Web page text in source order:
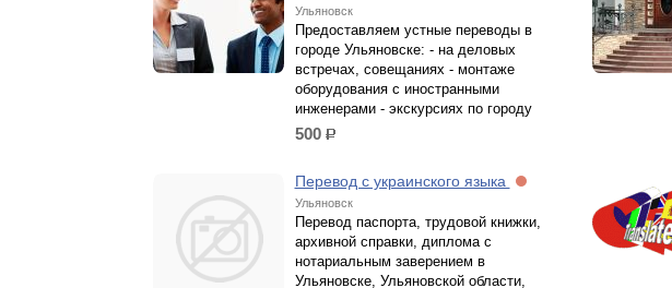
Ульяновск
Предоставляем устные переводы в
городе Ульяновске: - на деловых
встречах, совещаниях - монтаже
оборудования с иностранными
инженерами - экскурсиях по городу
500 р.
Перевод с украинского языка
Ульяновск
Перевод паспорта, трудовой книжки,
архивной справки, диплома с
нотариальным заверением в
Ульяновске, Ульяновской области,